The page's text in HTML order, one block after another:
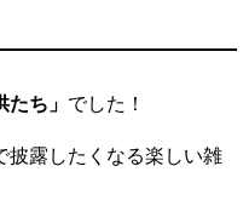
たち」 でした！
披露したくなる楽しい雑